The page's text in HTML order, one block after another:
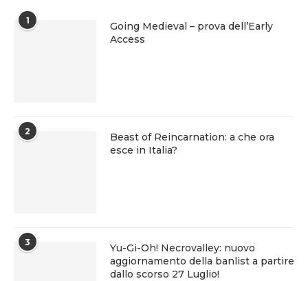
1
Going Medieval – prova dell’Early
Access
2
Beast of Reincarnation: a che ora
esce in Italia?
3
Yu-Gi-Oh! Necrovalley: nuovo
aggiornamento della banlist a partire
dallo scorso 27 Luglio!